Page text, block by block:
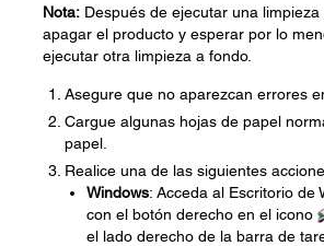
Nota: Después de ejecutar una
apagar el producto y esperar por lo
ejecutar otra limpieza a fondo.
Asegure que no aparezcan errores
Cargue algunas hojas de papel
papel.
Realice una de las siguientes
Windows: Acceda al Escritorio de
con el botón derecho en el icono
el lado derecho de la barra de